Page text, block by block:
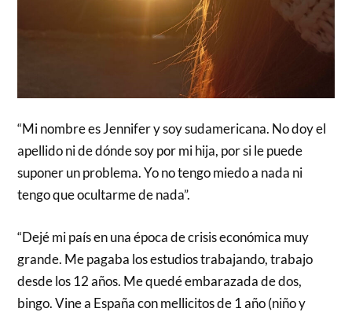
“Mi nombre es Jennifer y soy sudamericana. No doy el
apellido ni de dónde soy por mi hija, por si le puede
suponer un problema. Yo no tengo miedo a nada ni
tengo que ocultarme de nada”.
“Dejé mi país en una época de crisis económica muy
grande. Me pagaba los estudios trabajando, trabajo
desde los 12 años. Me quedé embarazada de dos,
bingo. Vine a España con mellicitos de 1 año (niño y